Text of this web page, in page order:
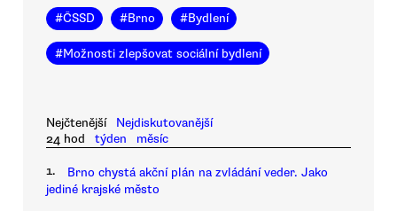
#ČSSD #Brno #Bydlení
#Možnosti zlepšovat sociální bydlení
Nejčtenější
Nejdiskutovanější
24 hod
týden měsíc
1.
Brno chystá akční plán na zvládání veder. Jako
jediné krajské město